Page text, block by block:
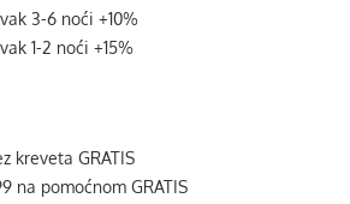
3-6 noći +10%
1-2 noći +15%
kreveta GRATIS
na pomoćnom GRATIS